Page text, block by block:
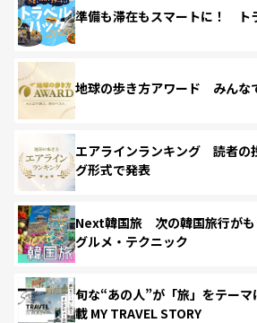
準備も滞在もスマートに！ ト
地球の歩き方アワード みんな
エアラインランキング 読者の
グ形式で発表
Next韓国旅 次の韓国旅行がも
グルメ・テクニック
旬な“あの人”が「旅」をテー
載 MY TRAVEL STORY